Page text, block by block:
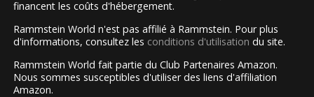
financent les coûts d'hébergement.
Rammstein World n'est pas affilié à Rammstein. Pour plus
d'informations, consultez les conditions d'utilisation du site.
Rammstein World fait partie du Club Partenaires Amazon.
Nous sommes susceptibles d'utiliser des liens d'affiliation
Amazon.